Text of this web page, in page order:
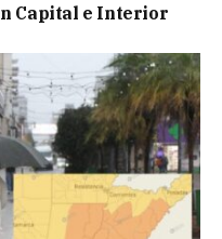
Capital e Interior